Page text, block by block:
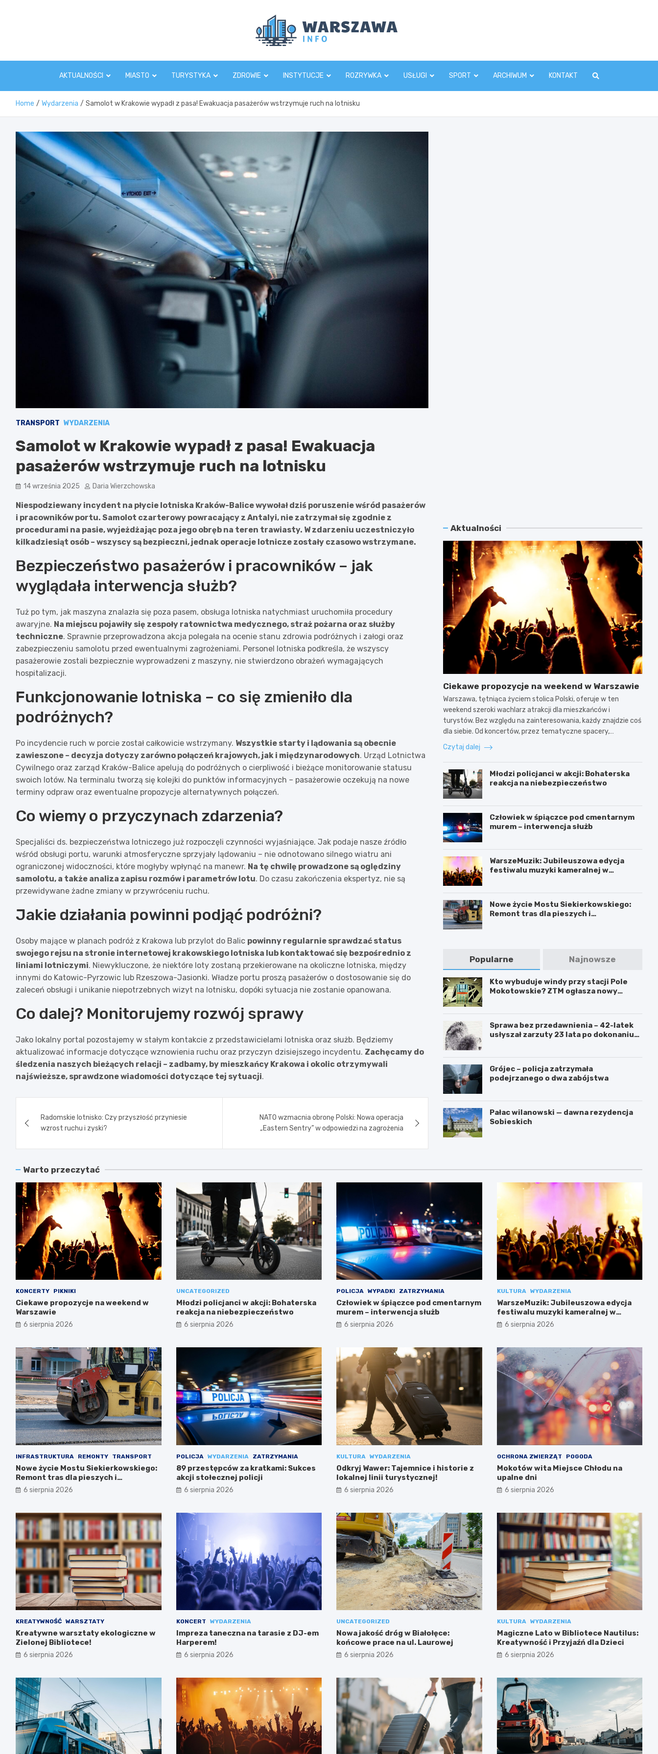
AKTUALNOŚCI MIASTO TURYSTYKA ZDROWIE INSTYTUCJE ROZRYWKA USŁUGI SPORT ARCHIWUM KONTAKT
Home Wydarzenia Samolot w Krakowie wypadł z pasa! Ewakuacja pasażerów wstrzymuje ruch na lotnisku
TRANSPORT WYDARZENIA
Samolot w Krakowie wypadł z pasa! Ewakuacja
pasażerów wstrzymuje ruch na lotnisku
14 września 2025 Daria Wierzchowska
Niespodziewany incydent na płycie lotniska Kraków-Balice wywołał dziś poruszenie wśród pasażerów
i pracowników portu. Samolot czarterowy powracający z Antalyi, nie zatrzymał się zgodnie z
procedurami na pasie, wyjeżdżając poza jego obręb na teren trawiasty. W zdarzeniu uczestniczyło
kilkadziesiąt osób – wszyscy są bezpieczni, jednak operacje lotnicze zostały czasowo wstrzymane.
Bezpieczeństwo pasażerów i pracowników – jak
wyglądała interwencja służb?
Tuż po tym, jak maszyna znalazła się poza pasem, obsługa lotniska natychmiast uruchomiła procedury
awaryjne. Na miejscu pojawiły się zespoły ratownictwa medycznego, straż pożarna oraz służby
techniczne. Sprawnie przeprowadzona akcja polegała na ocenie stanu zdrowia podróżnych i załogi oraz
zabezpieczeniu samolotu przed ewentualnymi zagrożeniami. Personel lotniska podkreśla, że wszyscy
pasażerowie zostali bezpiecznie wyprowadzeni z maszyny, nie stwierdzono obrażeń wymagających
hospitalizacji.
Funkcjonowanie lotniska – co się zmieniło dla
podróżnych?
Po incydencie ruch w porcie został całkowicie wstrzymany. Wszystkie starty i lądowania są obecnie
zawieszone – decyzja dotyczy zarówno połączeń krajowych, jak i międzynarodowych. Urząd Lotnictwa
Cywilnego oraz zarząd Kraków-Balice apelują do podróżnych o cierpliwość i bieżące monitorowanie statusu
swoich lotów. Na terminalu tworzą się kolejki do punktów informacyjnych – pasażerowie oczekują na nowe
terminy odpraw oraz ewentualne propozycje alternatywnych połączeń.
Co wiemy o przyczynach zdarzenia?
Specjaliści ds. bezpieczeństwa lotniczego już rozpoczęli czynności wyjaśniające. Jak podaje nasze źródło
wśród obsługi portu, warunki atmosferyczne sprzyjały lądowaniu – nie odnotowano silnego wiatru ani
ograniczonej widoczności, które mogłyby wpłynąć na manewr. Na tę chwilę prowadzone są oględziny
samolotu, a także analiza zapisu rozmów i parametrów lotu. Do czasu zakończenia ekspertyz, nie są
przewidywane żadne zmiany w przywróceniu ruchu.
Jakie działania powinni podjąć podróżni?
Osoby mające w planach podróż z Krakowa lub przylot do Balic powinny regularnie sprawdzać status
swojego rejsu na stronie internetowej krakowskiego lotniska lub kontaktować się bezpośrednio z
liniami lotniczymi. Niewykluczone, że niektóre loty zostaną przekierowane na okoliczne lotniska, między
innymi do Katowic-Pyrzowic lub Rzeszowa-Jasionki. Władze portu proszą pasażerów o dostosowanie się do
zaleceń obsługi i unikanie niepotrzebnych wizyt na lotnisku, dopóki sytuacja nie zostanie opanowana.
Co dalej? Monitorujemy rozwój sprawy
Jako lokalny portal pozostajemy w stałym kontakcie z przedstawicielami lotniska oraz służb. Będziemy
aktualizować informacje dotyczące wznowienia ruchu oraz przyczyn dzisiejszego incydentu. Zachęcamy do
śledzenia naszych bieżących relacji – zadbamy, by mieszkańcy Krakowa i okolic otrzymywali
najświeższe, sprawdzone wiadomości dotyczące tej sytuacji.
wpisuRadomskie lotnisko: Czy przyszłość przyniesie
wzrost ruchu i zyski?
NATO wzmacnia obronę Polski: Nowa operacja
„Eastern Sentry” w odpowiedzi na zagrożenia
Aktualności
Ciekawe propozycje na weekend w Warszawie
Warszawa, tętniąca życiem stolica Polski, oferuje w ten
weekend szeroki wachlarz atrakcji dla mieszkańców i
turystów. Bez względu na zainteresowania, każdy znajdzie coś
dla siebie. Od koncertów, przez tematyczne spacery,…
Czytaj dalej
Młodzi policjanci w akcji: Bohaterska
reakcja na niebezpieczeństwo
Człowiek w śpiączce pod cmentarnym
murem – interwencja służb
WarszeMuzik: Jubileuszowa edycja
festiwalu muzyki kameralnej w
Nowe życie Mostu Siekierkowskiego:
Remont tras dla pieszych i
Popularne Najnowsze
Kto wybuduje windy przy stacji Pole
Mokotowskie? ZTM ogłasza nowy
Sprawa bez przedawnienia – 42-latek
usłyszał zarzuty 23 lata po dokonaniu
Grójec – policja zatrzymała
podejrzanego o dwa zabójstwa
Pałac wilanowski — dawna rezydencja
Sobieskich
Warto przeczytać
KONCERTY PIKNIKI
Ciekawe propozycje na weekend w
Warszawie
6 sierpnia 2026
UNCATEGORIZED
Młodzi policjanci w akcji: Bohaterska
reakcja na niebezpieczeństwo
6 sierpnia 2026
POLICJA WYPADKI ZATRZYMANIA
Człowiek w śpiączce pod cmentarnym
murem – interwencja służb
6 sierpnia 2026
KULTURA WYDARZENIA
WarszeMuzik: Jubileuszowa edycja
festiwalu muzyki kameralnej w
Warszawie
6 sierpnia 2026
INFRASTRUKTURA REMONTY TRANSPORT
Nowe życie Mostu Siekierkowskiego:
Remont tras dla pieszych i
rowerzystów
6 sierpnia 2026
POLICJA WYDARZENIA ZATRZYMANIA
89 przestępców za kratkami: Sukces
akcji stołecznej policji
6 sierpnia 2026
KULTURA WYDARZENIA
Odkryj Wawer: Tajemnice i historie z
lokalnej linii turystycznej!
6 sierpnia 2026
OCHRONA ZWIERZĄT POGODA
Mokotów wita Miejsce Chłodu na
upalne dni
6 sierpnia 2026
KREATYWNOŚĆ WARSZTATY
Kreatywne warsztaty ekologiczne w
Zielonej Bibliotece!
6 sierpnia 2026
KONCERT WYDARZENIA
Impreza taneczna na tarasie z DJ-em
Harperem!
6 sierpnia 2026
UNCATEGORIZED
Nowa jakość dróg w Białołęce:
końcowe prace na ul. Laurowej
6 sierpnia 2026
KULTURA WYDARZENIA
Magiczne Lato w Bibliotece Nautilus:
Kreatywność i Przyjaźń dla Dzieci
6 sierpnia 2026